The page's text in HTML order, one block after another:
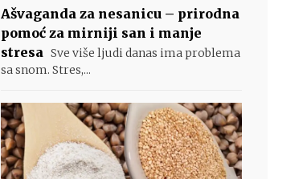
Ašvaganda za nesanicu – prirodna
pomoć za mirniji san i manje
stresa Sve više ljudi danas ima problema
sa snom. Stres,...